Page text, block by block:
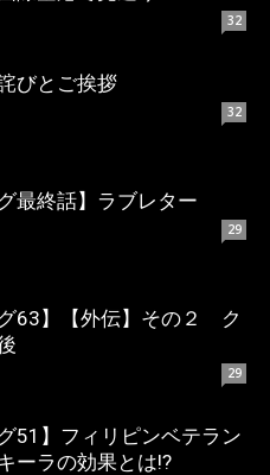
32
びとご挨拶
32
最終話】ラブレター
29
グ63】【外伝】その２ ク
29
51】フィリピンベテラン
ーラの効果とは!?